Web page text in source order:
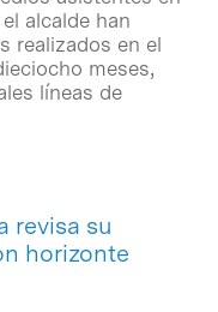
alcalde han
realizados en el
meses,
líneas de
revisa su
horizonte